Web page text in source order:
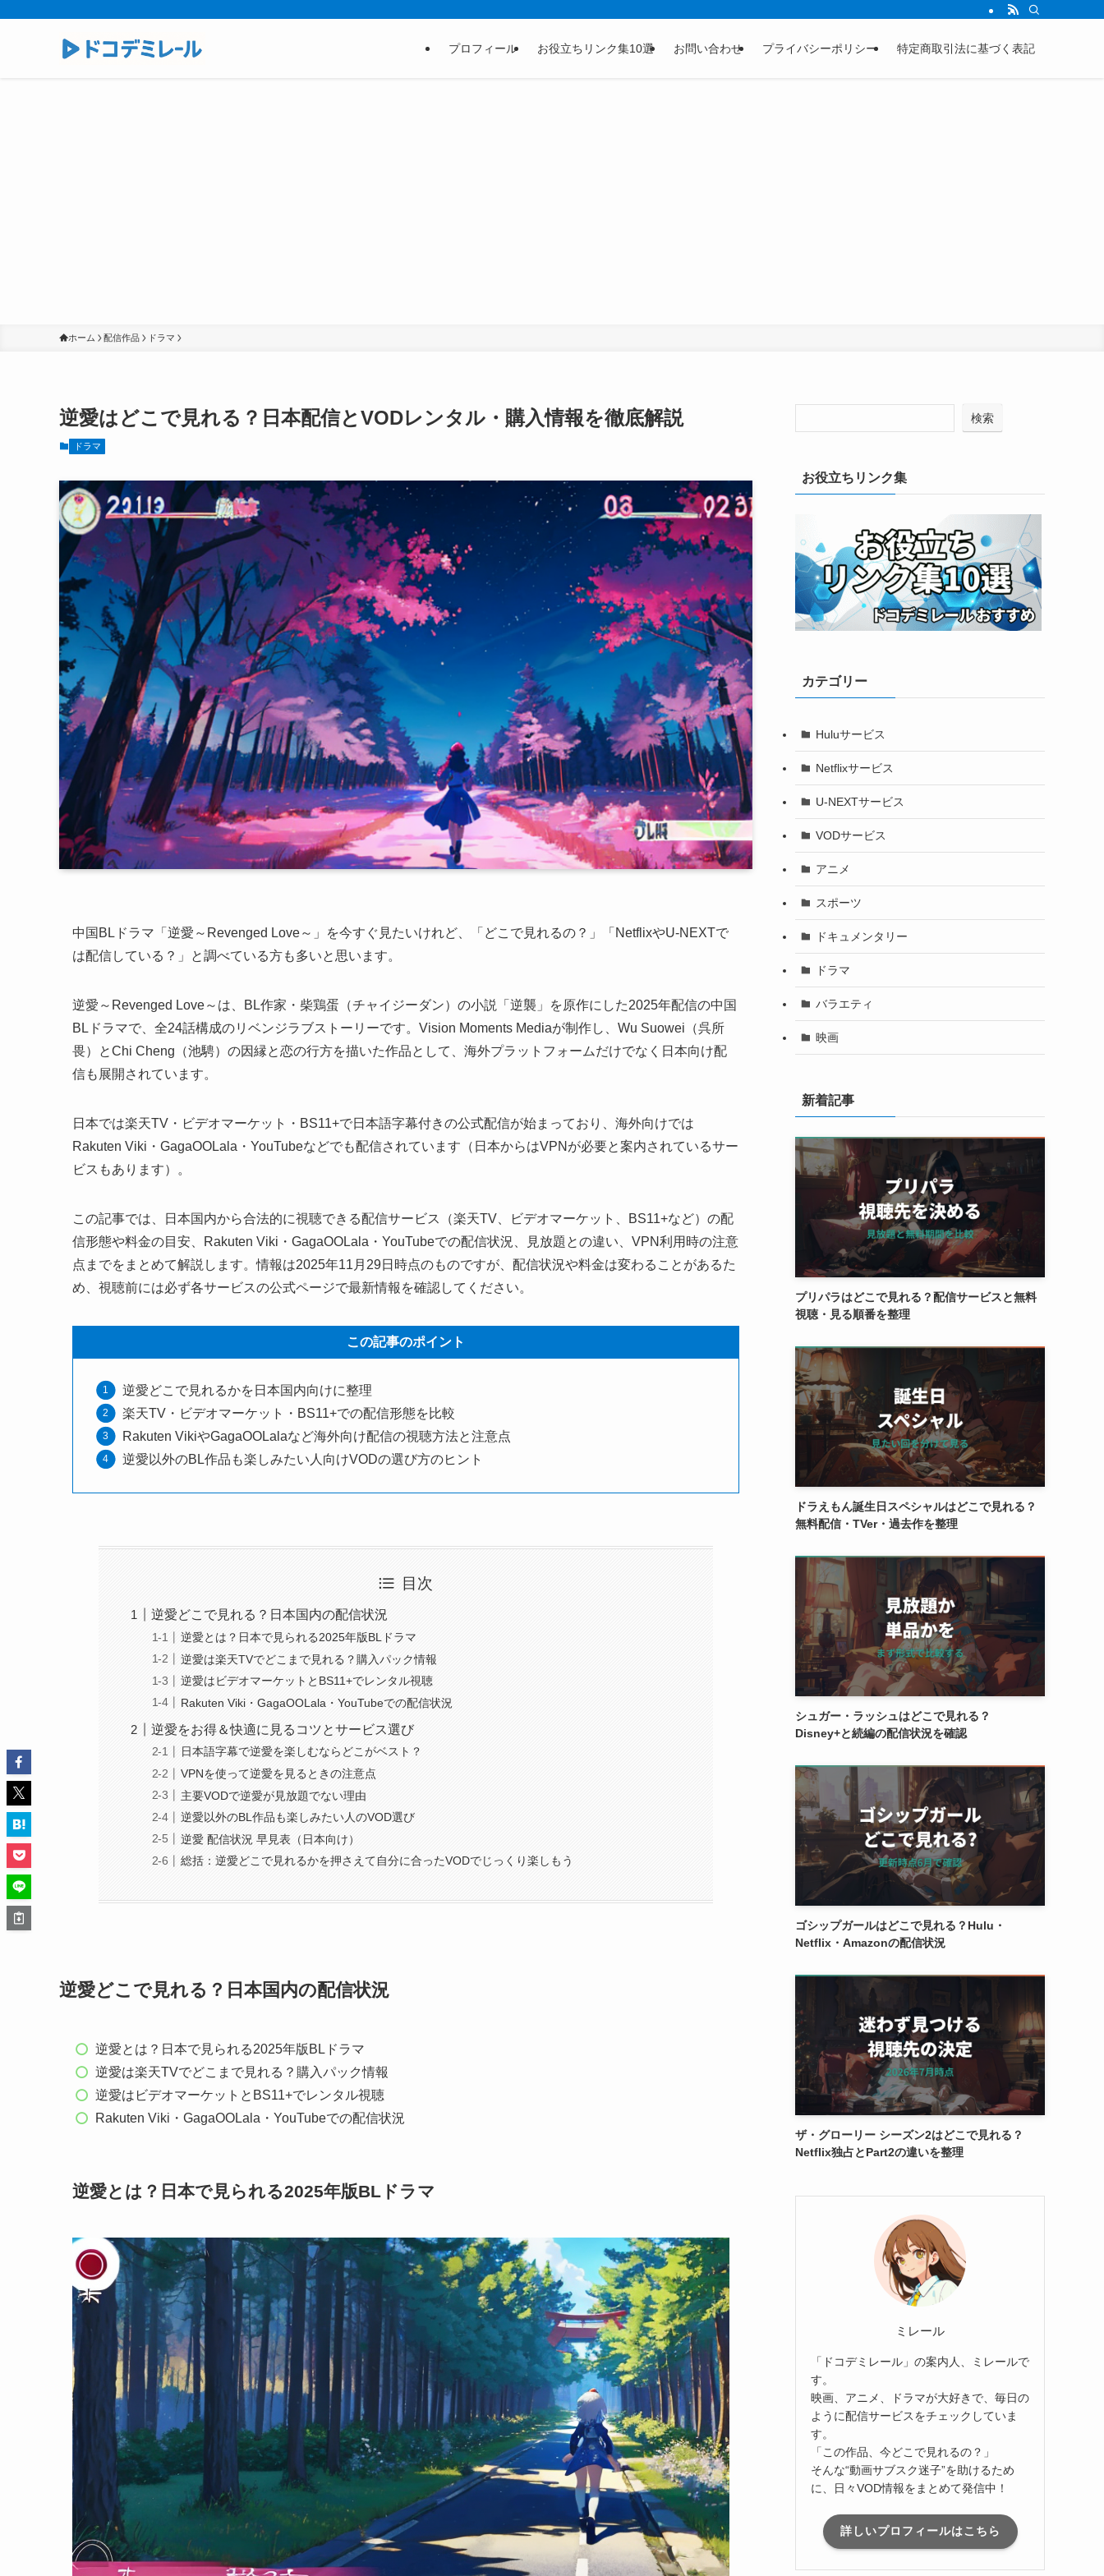
プロフィール お役立ちリンク集10選 お問い合わせ プライバシーポリシー 特定商取引法に基づく表記
ホーム 配信作品 ドラマ
逆愛はどこで見れる？日本配信とVODレンタル・購入情報を徹底解説
ドラマ
中国BLドラマ「逆愛～Revenged Love～」を今すぐ見たいけれど、「どこで見れるの？」「NetflixやU-NEXTで
は配信している？」と調べている方も多いと思います。
逆愛～Revenged Love～は、BL作家・柴鶏蛋（チャイジーダン）の小説「逆襲」を原作にした2025年配信の中国
BLドラマで、全24話構成のリベンジラブストーリーです。Vision Moments Mediaが制作し、Wu Suowei（呉所
畏）とChi Cheng（池騁）の因縁と恋の行方を描いた作品として、海外プラットフォームだけでなく日本向け配
信も展開されています。
日本では楽天TV・ビデオマーケット・BS11+で日本語字幕付きの公式配信が始まっており、海外向けでは
Rakuten Viki・GagaOOLala・YouTubeなどでも配信されています（日本からはVPNが必要と案内されているサー
ビスもあります）。
この記事では、日本国内から合法的に視聴できる配信サービス（楽天TV、ビデオマーケット、BS11+など）の配
信形態や料金の目安、Rakuten Viki・GagaOOLala・YouTubeでの配信状況、見放題との違い、VPN利用時の注意
点までをまとめて解説します。情報は2025年11月29日時点のものですが、配信状況や料金は変わることがあるた
め、視聴前には必ず各サービスの公式ページで最新情報を確認してください。
この記事のポイント
逆愛どこで見れるかを日本国内向けに整理
楽天TV・ビデオマーケット・BS11+での配信形態を比較
Rakuten VikiやGagaOOLalaなど海外向け配信の視聴方法と注意点
逆愛以外のBL作品も楽しみたい人向けVODの選び方のヒント
目次
逆愛どこで見れる？日本国内の配信状況
逆愛とは？日本で見られる2025年版BLドラマ
逆愛は楽天TVでどこまで見れる？購入パック情報
逆愛はビデオマーケットとBS11+でレンタル視聴
Rakuten Viki・GagaOOLala・YouTubeでの配信状況
逆愛をお得＆快適に見るコツとサービス選び
日本語字幕で逆愛を楽しむならどこがベスト？
VPNを使って逆愛を見るときの注意点
主要VODで逆愛が見放題でない理由
逆愛以外のBL作品も楽しみたい人のVOD選び
逆愛 配信状況 早見表（日本向け）
総括：逆愛どこで見れるかを押さえて自分に合ったVODでじっくり楽しもう
逆愛どこで見れる？日本国内の配信状況
逆愛とは？日本で見られる2025年版BLドラマ
逆愛は楽天TVでどこまで見れる？購入パック情報
逆愛はビデオマーケットとBS11+でレンタル視聴
Rakuten Viki・GagaOOLala・YouTubeでの配信状況
逆愛とは？日本で見られる2025年版BLドラマ
検索
お役立ちリンク集
カテゴリー
Huluサービス
Netflixサービス
U-NEXTサービス
VODサービス
アニメ
スポーツ
ドキュメンタリー
ドラマ
バラエティ
映画
新着記事
プリパラはどこで見れる？配信サービスと無料
視聴・見る順番を整理
ドラえもん誕生日スペシャルはどこで見れる？
無料配信・TVer・過去作を整理
シュガー・ラッシュはどこで見れる？
Disney+と続編の配信状況を確認
ゴシップガールはどこで見れる？Hulu・
Netflix・Amazonの配信状況
ザ・グローリー シーズン2はどこで見れる？
Netflix独占とPart2の違いを整理
ミレール
「ドコデミレール」の案内人、ミレールで
す。
映画、アニメ、ドラマが大好きで、毎日の
ように配信サービスをチェックしていま
す。
「この作品、今どこで見れるの？」
そんな“動画サブスク迷子”を助けるため
に、日々VOD情報をまとめて発信中！
詳しいプロフィールはこちら